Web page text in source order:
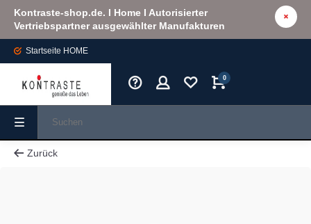
Kontraste-shop.de. I Home I Autorisierter
Vertriebspartner ausgewählter Manufakturen
Startseite HOME
0
Zurück